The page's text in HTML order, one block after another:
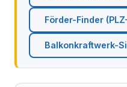
Förder-Finder
Balkonkraftwerk-